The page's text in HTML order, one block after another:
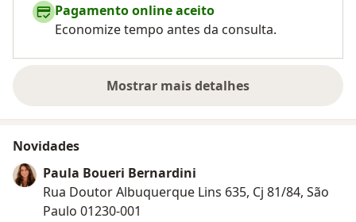
Pagamento online aceito
Economize tempo antes da consulta.
Mostrar mais detalhes
sobre a experiência
Novidades
Paula Boueri Bernardini
Rua Doutor Albuquerque Lins 635, Cj 81/84, São
Paulo 01230-001